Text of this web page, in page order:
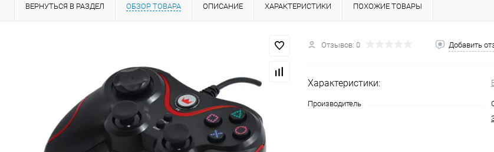
ВЕРНУТЬСЯ В РАЗДЕЛ ОБЗОР ТОВАРА ОПИСАНИЕ ХАРАКТЕРИСТИКИ ПОХОЖИЕ ТОВАРЫ
Отзывов: 0 Добавить
Характеристики:
Производитель
Разбейте
на частибез переплат